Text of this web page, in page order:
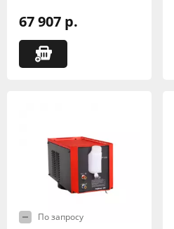
67 907 р.
По запросу